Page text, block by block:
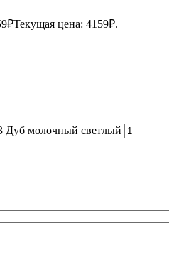
₽Текущая цена: 4159₽.
Дуб молочный светлый